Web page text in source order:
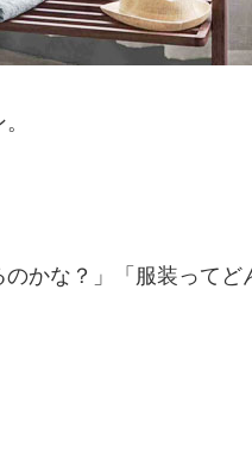
かな？」「服装ってど